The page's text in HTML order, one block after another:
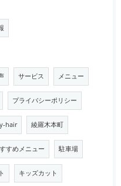
サービス メニュー
プライバシーポリシー
hair 綾羅木本町
すめメニュー 駐車場
キッズカット